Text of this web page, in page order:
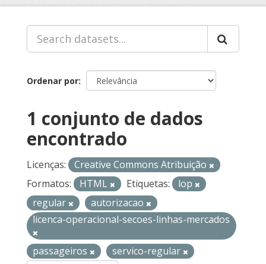
Ordenar por
1 conjunto de dados
encontrado
Licenças:
Creative Commons Atribuição
Formatos:
HTML Etiquetas:
lop
regular
autorizacao
licenca-operacional-secoes-linhas-mercados
passageiros servico-regular